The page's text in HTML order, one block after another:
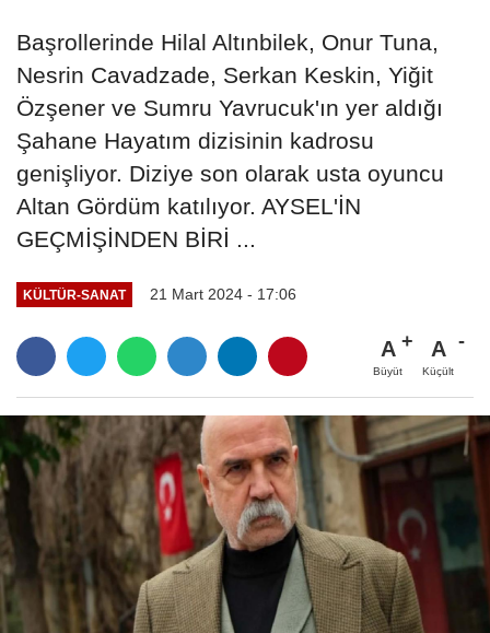
Başrollerinde Hilal Altınbilek, Onur Tuna,
Nesrin Cavadzade, Serkan Keskin, Yiğit
Özşener ve Sumru Yavrucuk'ın yer aldığı
Şahane Hayatım dizisinin kadrosu
genişliyor. Diziye son olarak usta oyuncu
Altan Gördüm katılıyor. AYSEL'İN
GEÇMİŞİNDEN BİRİ ...
KÜLTÜR-SANAT 21 Mart 2024 - 17:06
A
Büyüt
A
Küçült